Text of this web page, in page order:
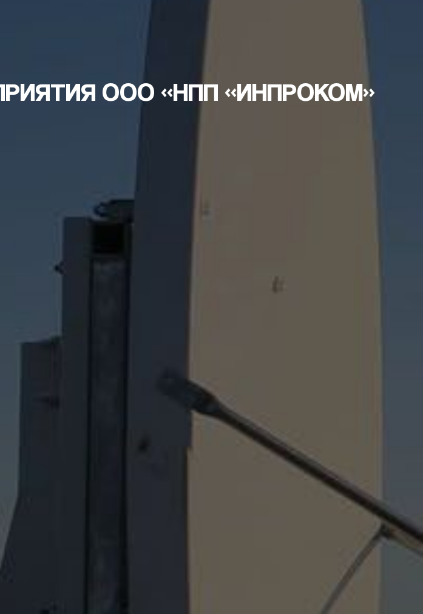
ООО «НПП «ИНПРОКОМ»